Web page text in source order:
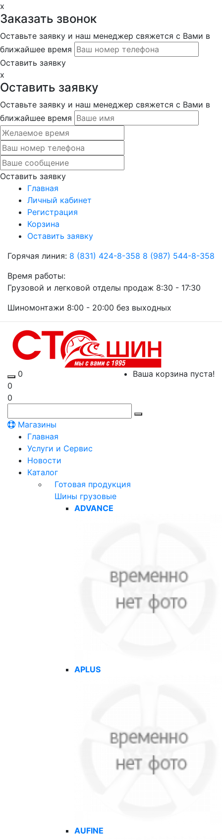
x
Заказать звонок
Оставьте заявку и наш менеджер свяжется с Вами в
ближайшее время
Оставить заявку
x
Оставить заявку
Оставьте заявку и наш менеджер свяжется с Вами в
ближайшее время
Оставить заявку
Главная
Личный кабинет
Регистрация
Корзина
Оставить заявку
Горячая линия: 8 (831) 424-8-358 8 (987) 544-8-358
Время работы:
Грузовой и легковой отделы продаж 8:30 - 17:30
Шиномонтажи 8:00 - 20:00 без выходных
0
Ваша корзина пуста!
0
0
Магазины
Главная
Услуги и Сервис
Новости
Каталог
Готовая продукция
Шины грузовые
ADVANCE
APLUS
AUFINE